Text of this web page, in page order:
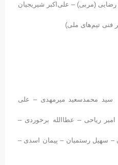
(مربی) – علی‌اکبر شیریجیان
فنی تیم‌های ملی)
محمدسعید میرمهدی – علی
ریاحی – عطاالله برخوردی –
– سهیل رستمیان – پیمان اسدی –